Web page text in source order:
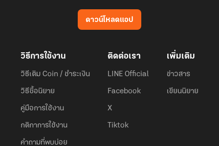
ดาวน์โหลดแอป
วิธีการใช้งาน
วิธีเติม Coin / ชำระเงิน
วิธีซื้อนิยาย
คู่มือการใช้งาน
กติกาการใช้งาน
คำถามที่พบบ่อย
ติดต่อเรา
LINE Official
Facebook
X
Tiktok
เพิ่มเติม
ข่าวสาร
เขียนนิยาย